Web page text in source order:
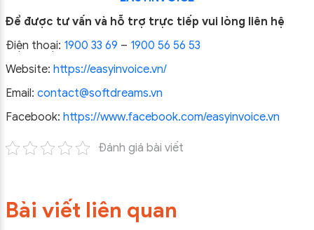
Để được tư vấn và hỗ trợ trực tiếp vui lòng liên hệ
Điện thoại: 1900 33 69 – 1900 56 56 53
Website: https://easyinvoice.vn/
Email: contact@softdreams.vn
Facebook: https://www.facebook.com/easyinvoice.vn
Đánh giá bài viết
Bài viết liên quan